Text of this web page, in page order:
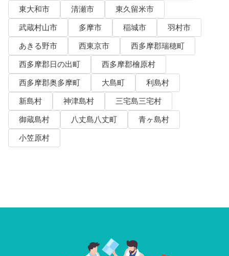
東大和市
清瀬市
東久留米市
武蔵村山市
多摩市 稲城市
羽村市
あきる野市
西東京市
西多摩郡瑞穂町
西多摩郡日の出町
西多摩郡檜原村
西多摩郡奥多摩町
大島町
利島村
新島村
神津島村
三宅島三宅村
御蔵島村
八丈島八丈町
青ヶ島村
小笠原村